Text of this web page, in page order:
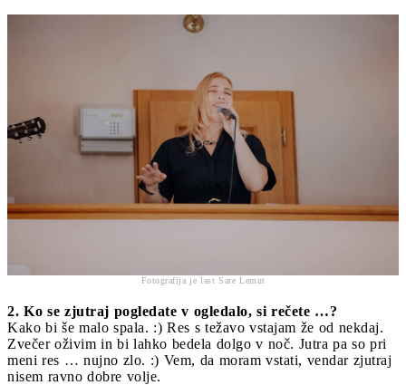
Fotografija je last Sare Lemut
2. Ko se zjutraj pogledate v ogledalo, si rečete …?
Kako bi še malo spala. :) Res s težavo vstajam že od nekdaj.
Zvečer oživim in bi lahko bedela dolgo v noč. Jutra pa so pri
meni res … nujno zlo. :) Vem, da moram vstati, vendar zjutraj
nisem ravno dobre volje.